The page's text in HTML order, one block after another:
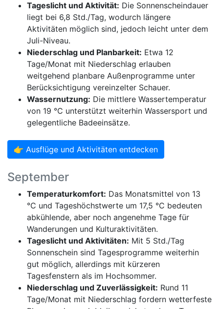
Tageslicht und Aktivität: Die Sonnenscheindauer
liegt bei 6,8 Std./Tag, wodurch längere
Aktivitäten möglich sind, jedoch leicht unter dem
Juli-Niveau.
Niederschlag und Planbarkeit: Etwa 12
Tage/Monat mit Niederschlag erlauben
weitgehend planbare Außenprogramme unter
Berücksichtigung vereinzelter Schauer.
Wassernutzung: Die mittlere Wassertemperatur
von 19 °C unterstützt weiterhin Wassersport und
gelegentliche Badeeinsätze.
👉 Ausflüge und Aktivitäten entdecken
September
Temperaturkomfort: Das Monatsmittel von 13
°C und Tageshöchstwerte um 17,5 °C bedeuten
abkühlende, aber noch angenehme Tage für
Wanderungen und Kulturaktivitäten.
Tageslicht und Aktivitäten: Mit 5 Std./Tag
Sonnenschein sind Tagesprogramme weiterhin
gut möglich, allerdings mit kürzeren
Tagesfenstern als im Hochsommer.
Niederschlag und Zuverlässigkeit: Rund 11
Tage/Monat mit Niederschlag fordern wetterfeste